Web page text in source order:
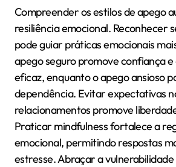
Compreender os estilos de apego
resiliência emocional. Reconhecer
pode guiar práticas emocionais
apego seguro promove confiança
eficaz, enquanto o apego ansioso
dependência. Evitar expectativas
relacionamentos promove
Praticar mindfulness fortalece a
emocional, permitindo respostas
estresse. Abraçar a